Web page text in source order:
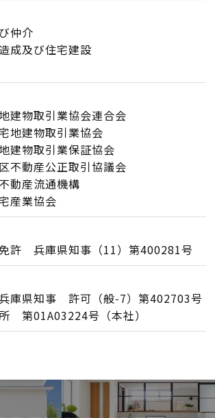
方
画
理
テナンス
ソーシャルメディアポリ
仲介
成及び住宅建設
建物取引業協会連合会
地建物取引業協会
建物取引業保証協会
不動産公正取引協議会
動産流通機構
産業協会
許 兵庫県知事（11）第400281号
庫県知事 許可（般‑7）第402703号
第01A03224号（本社）